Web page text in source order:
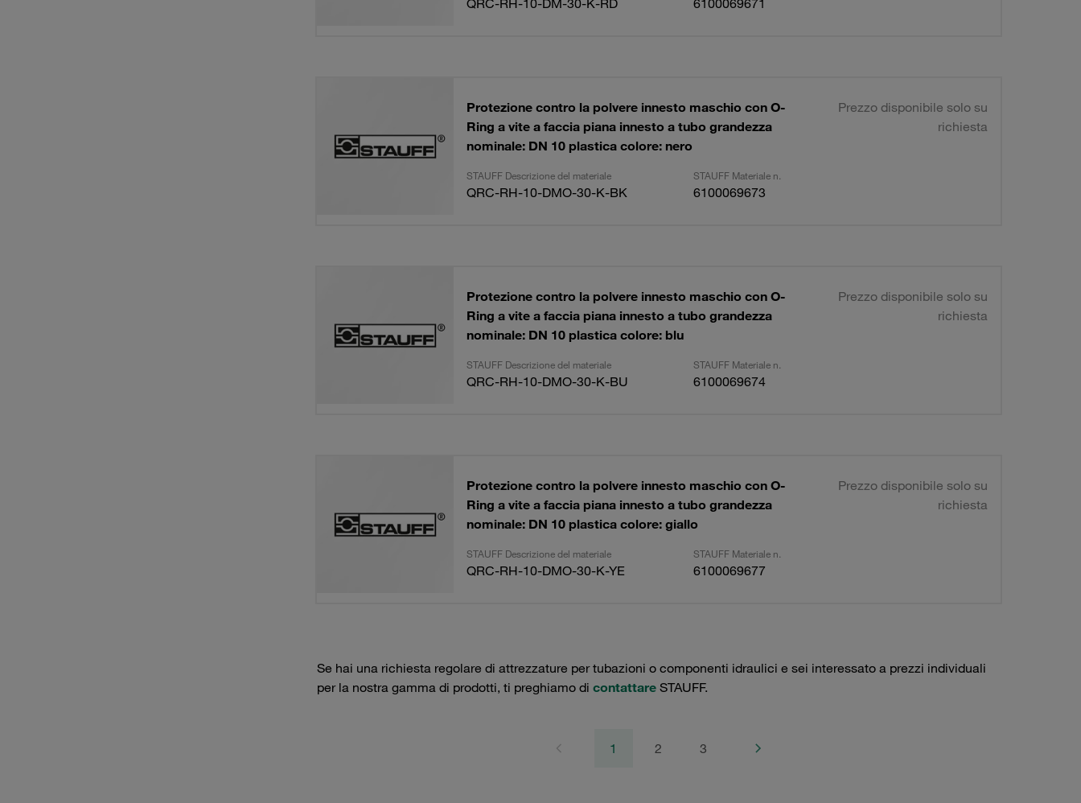
QRC-RH-10-DM-30-K-RD 6100069671
Protezione contro la polvere innesto maschio con O-
Ring a vite a faccia piana innesto a tubo grandezza
nominale: DN 10 plastica colore: nero
Prezzo disponibile solo su
richiesta
STAUFF Descrizione del materiale STAUFF Materiale n.
QRC-RH-10-DMO-30-K-BK 6100069673
Protezione contro la polvere innesto maschio con O-
Ring a vite a faccia piana innesto a tubo grandezza
nominale: DN 10 plastica colore: blu
Prezzo disponibile solo su
richiesta
STAUFF Descrizione del materiale STAUFF Materiale n.
QRC-RH-10-DMO-30-K-BU 6100069674
Protezione contro la polvere innesto maschio con O-
Ring a vite a faccia piana innesto a tubo grandezza
nominale: DN 10 plastica colore: giallo
Prezzo disponibile solo su
richiesta
STAUFF Descrizione del materiale STAUFF Materiale n.
QRC-RH-10-DMO-30-K-YE 6100069677
Se hai una richiesta regolare di attrezzature per tubazioni o componenti idraulici e sei interessato a prezzi individuali
per la nostra gamma di prodotti, ti preghiamo di contattareSTAUFF.
1 2 3